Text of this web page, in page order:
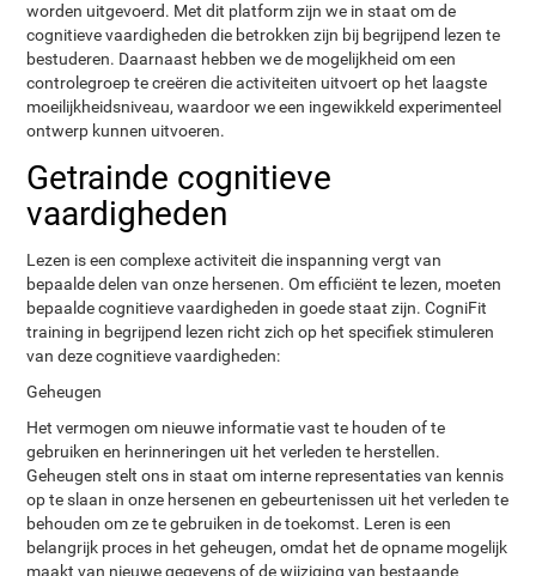
worden uitgevoerd. Met dit platform zijn we in staat om de
cognitieve vaardigheden die betrokken zijn bij begrijpend lezen te
bestuderen. Daarnaast hebben we de mogelijkheid om een
controlegroep te creëren die activiteiten uitvoert op het laagste
moeilijkheidsniveau, waardoor we een ingewikkeld experimenteel
ontwerp kunnen uitvoeren.
Getrainde cognitieve
vaardigheden
Lezen is een complexe activiteit die inspanning vergt van
bepaalde delen van onze hersenen. Om efficiënt te lezen, moeten
bepaalde cognitieve vaardigheden in goede staat zijn. CogniFit
training in begrijpend lezen richt zich op het specifiek stimuleren
van deze cognitieve vaardigheden:
Geheugen
Het vermogen om nieuwe informatie vast te houden of te
gebruiken en herinneringen uit het verleden te herstellen.
Geheugen stelt ons in staat om interne representaties van kennis
op te slaan in onze hersenen en gebeurtenissen uit het verleden te
behouden om ze te gebruiken in de toekomst. Leren is een
belangrijk proces in het geheugen, omdat het de opname mogelijk
maakt van nieuwe gegevens of de wijziging van bestaande